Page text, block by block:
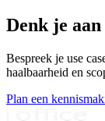
Denk je
Bespreek je use
haalbaarheid en
Plan een